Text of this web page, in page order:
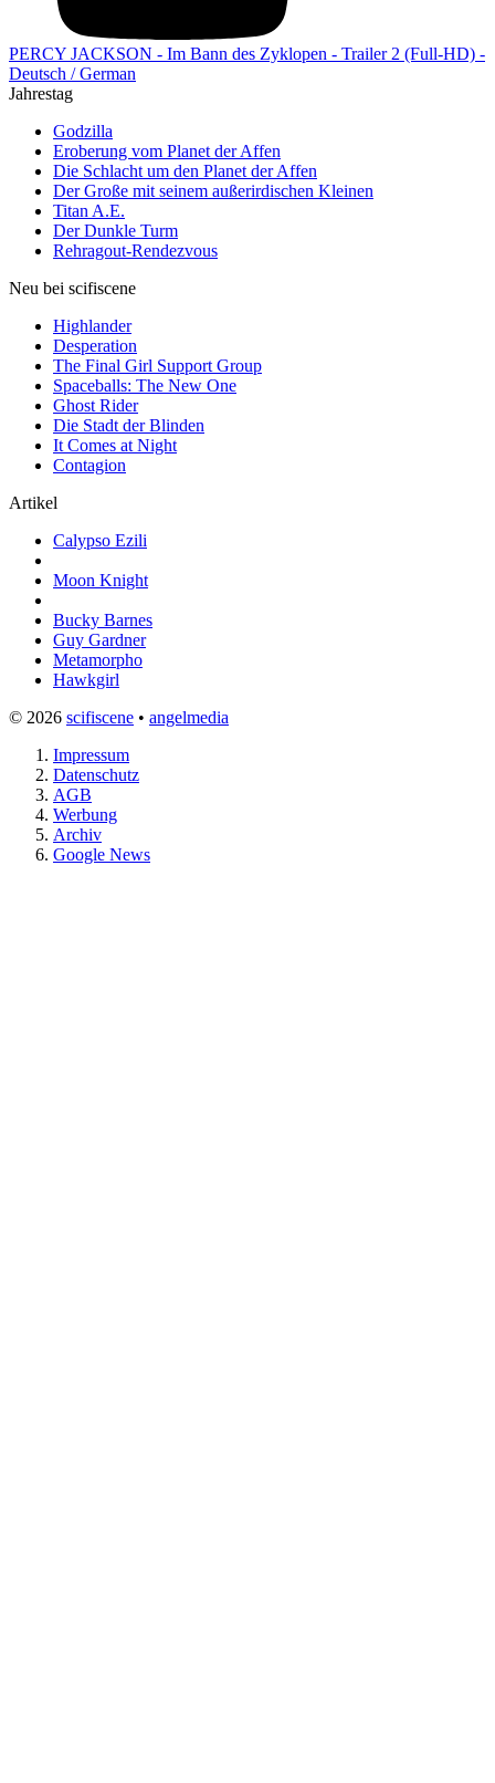
PERCY JACKSON - Im Bann des Zyklopen - Trailer 2 (Full-HD) -
Deutsch / German
Jahrestag
Godzilla
Eroberung vom Planet der Affen
Die Schlacht um den Planet der Affen
Der Große mit seinem außerirdischen Kleinen
Titan A.E.
Der Dunkle Turm
Rehragout-Rendezvous
Neu bei scifiscene
Highlander
Desperation
The Final Girl Support Group
Spaceballs: The New One
Ghost Rider
Die Stadt der Blinden
It Comes at Night
Contagion
Artikel
Calypso Ezili
Moon Knight
Bucky Barnes
Guy Gardner
Metamorpho
Hawkgirl
© 2026 scifiscene • angelmedia
Impressum
Datenschutz
AGB
Werbung
Archiv
Google News